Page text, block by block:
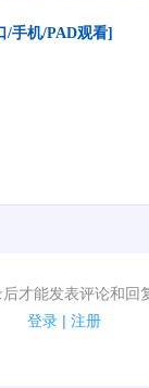
/手机/PAD观看]
后才能发表评论和回
登录 | 注册